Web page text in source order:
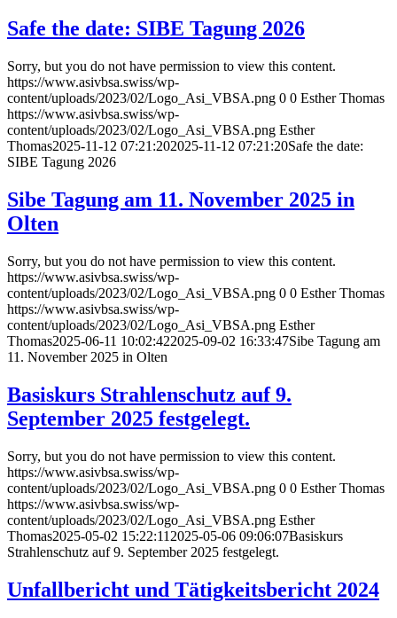
Safe the date: SIBE Tagung 2026
Sorry, but you do not have permission to view this content.
https://www.asivbsa.swiss/wp-
content/uploads/2023/02/Logo_Asi_VBSA.png 0 0 Esther Thomas
https://www.asivbsa.swiss/wp-
content/uploads/2023/02/Logo_Asi_VBSA.png Esther
Thomas2025-11-12 07:21:202025-11-12 07:21:20Safe the date:
SIBE Tagung 2026
Sibe Tagung am 11. November 2025 in
Olten
Sorry, but you do not have permission to view this content.
https://www.asivbsa.swiss/wp-
content/uploads/2023/02/Logo_Asi_VBSA.png 0 0 Esther Thomas
https://www.asivbsa.swiss/wp-
content/uploads/2023/02/Logo_Asi_VBSA.png Esther
Thomas2025-06-11 10:02:422025-09-02 16:33:47Sibe Tagung am
11. November 2025 in Olten
Basiskurs Strahlenschutz auf 9.
September 2025 festgelegt.
Sorry, but you do not have permission to view this content.
https://www.asivbsa.swiss/wp-
content/uploads/2023/02/Logo_Asi_VBSA.png 0 0 Esther Thomas
https://www.asivbsa.swiss/wp-
content/uploads/2023/02/Logo_Asi_VBSA.png Esther
Thomas2025-05-02 15:22:11 2025-05-06 09:06:07Basiskurs
Strahlenschutz auf 9. September 2025 festgelegt.
Unfallbericht und Tätigkeitsbericht 2024